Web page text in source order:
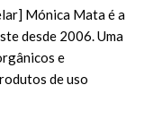
Mónica Mata é a
desde 2006. Uma
e
de uso